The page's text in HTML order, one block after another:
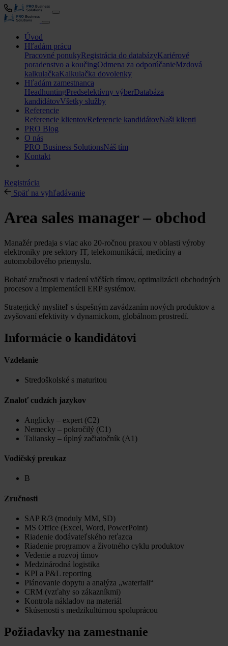
Úvod
Hľadám prácu
Pracovné ponukyRegistrácia do databázyKariérové
poradenstvo a koučingOdmena za odporúčanieMzdová
kalkulačkaKalkulačka dovolenky
Hľadám zamestnanca
HeadhuntingPredselektívny výberDatabáza
kandidátovVšetky služby
Referencie
Referencie klientovReferencie kandidátovNaši klienti
PRO Blog
O nás
PRO Business SolutionsNáš tím
Kontakt
Registrácia
Späť na vyhľadávanie
Area sales manager – obchod
Manažér predaja s viac ako 20-ročnou praxou v oblasti výroby
elektroniky pre sektory IT, telekomunikácií, medicíny a
automobilového priemyslu.
Bohaté zručnosti v riadení väčších tímov, optimalizácii obchodných
procesov a implementácii ERP systémov.
Strategický mysliteľ s úspešným zavádzaním nových produktov a
zvyšovaní efektivity v dynamickom, globálnom prostredí.
Informácie o kandidátovi
Vzdelanie
Stredoškolské s maturitou
Znaloť cudzích jazykov
Anglicky – expert (C2)
Nemecky – pokročilý (C1)
Taliansky – úplný začiatočník (A1)
Vodičský preukaz
B
Zručnosti
SAP R/3 (moduly MM, SD)
MS Office (Excel, Word, PowerPoint)
Riadenie dodávateľského reťazca
Riadenie programov a životného cyklu produktov
Vedenie a rozvoj tímov
Medzinárodná logistika
KPI a P&L reporting
Plánovanie dopytu a analýza „waterfall“
CRM (vzťahy so zákazníkmi)
Kontrola nákladov na materiál
Skúsenosti s medzikultúrnou spoluprácou
Požiadavky na zamestnanie